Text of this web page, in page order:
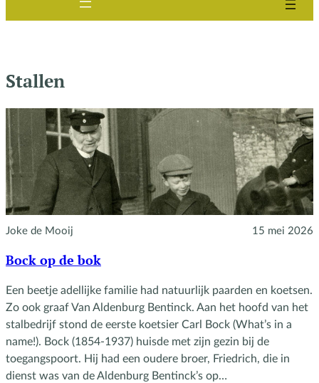
Stallen
Joke de Mooij 15 mei 2026
Bock op de bok
Een beetje adellijke familie had natuurlijk paarden en koetsen.
Zo ook graaf Van Aldenburg Bentinck. Aan het hoofd van het
stalbedrijf stond de eerste koetsier Carl Bock (What’s in a
name!). Bock (1854-1937) huisde met zijn gezin bij de
toegangspoort. Hij had een oudere broer, Friedrich, die in
dienst was van de Aldenburg Bentinck’s op…